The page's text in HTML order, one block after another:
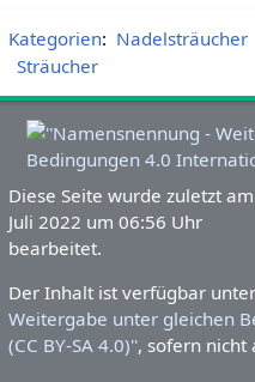
Kategorien: Nadelsträucher
Sträucher
Diese Seite wurde zuletzt
Juli 2022 um 06:56 Uhr
bearbeitet.
Der Inhalt ist verfügbar
Weitergabe unter gleichen
(CC BY-SA 4.0)'', sofern nicht